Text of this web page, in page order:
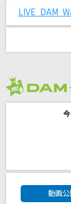
P-O-P-T-R-
I
LIVE DAM
動画公